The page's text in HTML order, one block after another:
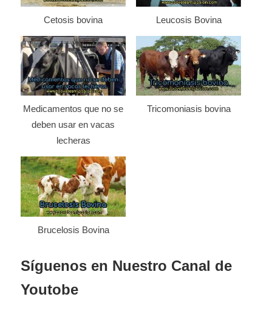
Cetosis bovina Leucosis Bovina
Medicamentos que no se
deben usar en vacas
lecheras
Tricomoniasis bovina
Brucelosis Bovina
Síguenos en Nuestro Canal de
Youtobe